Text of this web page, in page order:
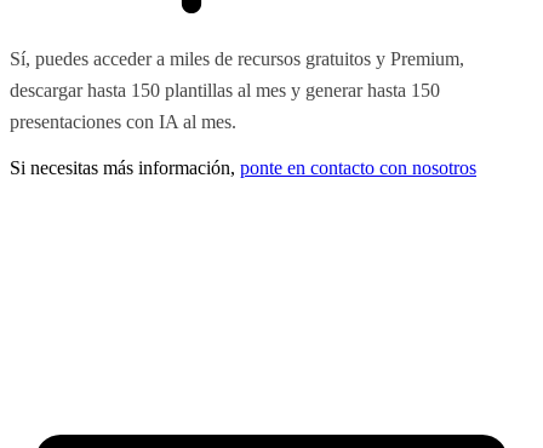
Sí, puedes acceder a miles de recursos gratuitos y Premium,
descargar hasta 150 plantillas al mes y generar hasta 150
presentaciones con IA al mes.
Si necesitas más información, ponte en contacto con nosotros